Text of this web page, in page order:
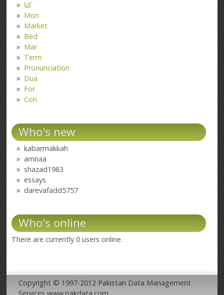
کتا
Mon
Market
Bed
Mar
Term
Pronunciation
Dua
For
Con
Who's new
kabarmakkah
amnaa
shazad1983
essays
darevafadd5757
Who's online
There are currently 0 users online.
Copyright © 1997-2012 Pakistan Data Management